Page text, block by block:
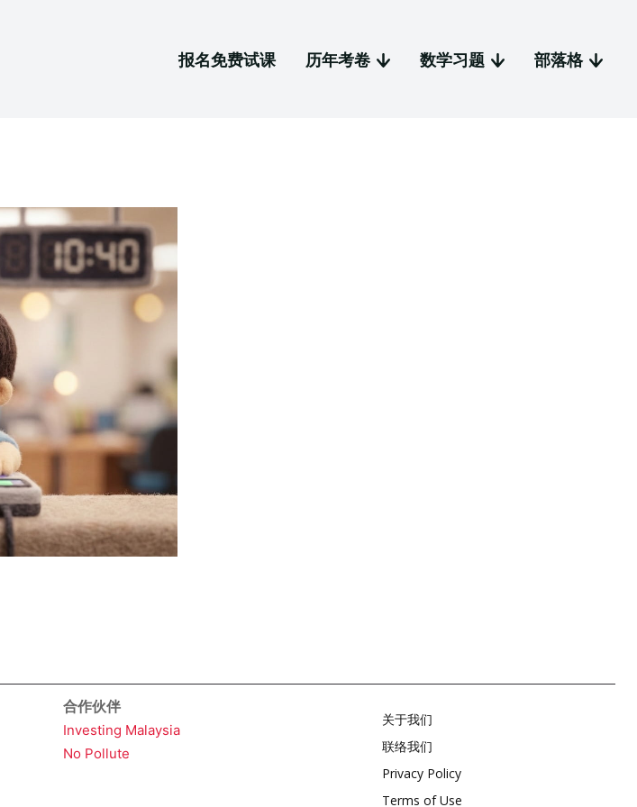
报名免费试课 历年考卷 数学习题 部落格
合作伙伴
Investing Malaysia
No Pollute
关于我们
联络我们
Privacy Policy
Terms of Use